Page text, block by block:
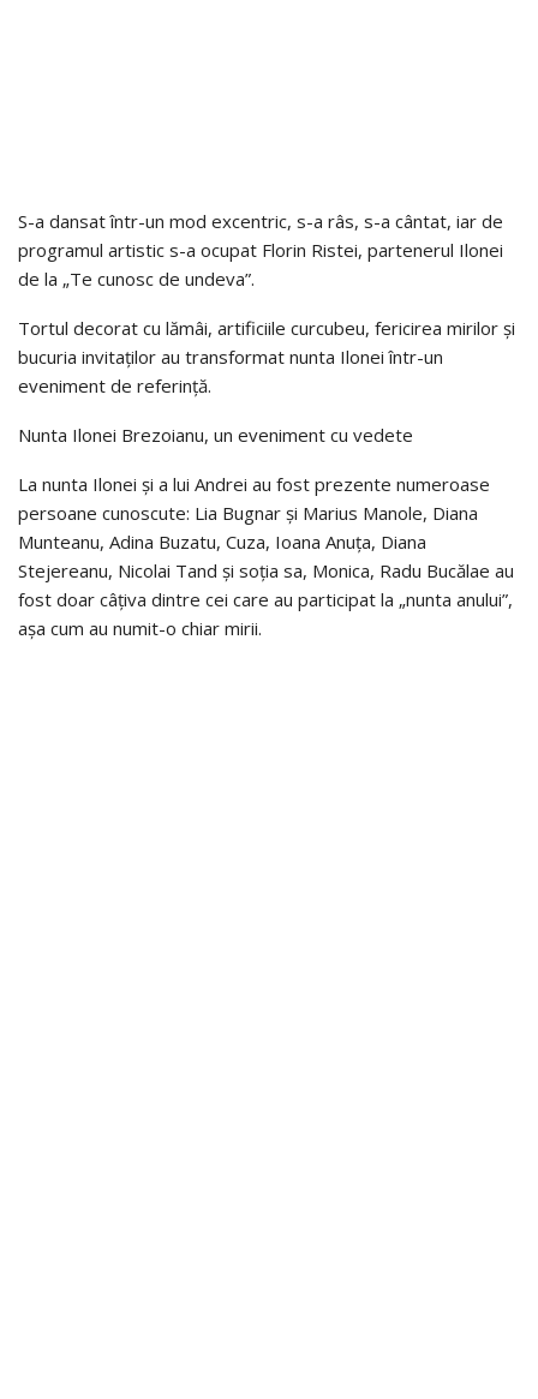
S-a dansat într-un mod excentric, s-a râs, s-a cântat, iar de
programul artistic s-a ocupat Florin Ristei, partenerul Ilonei
de la „Te cunosc de undeva”.
Tortul decorat cu lămâi, artificiile curcubeu, fericirea mirilor și
bucuria invitaților au transformat nunta Ilonei într-un
eveniment de referință.
Nunta Ilonei Brezoianu, un eveniment cu vedete
La nunta Ilonei și a lui Andrei au fost prezente numeroase
persoane cunoscute: Lia Bugnar și Marius Manole, Diana
Munteanu, Adina Buzatu, Cuza, Ioana Anuța, Diana
Stejereanu, Nicolai Tand și soția sa, Monica, Radu Bucălae au
fost doar câțiva dintre cei care au participat la „nunta anului”,
așa cum au numit-o chiar mirii.